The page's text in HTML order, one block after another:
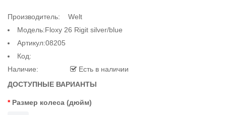
Производитель:
Welt
Модель:Floxy 26 Rigit silver/blue
Артикул:08205
Код:
Наличие:
Есть в наличии
ДОСТУПНЫЕ ВАРИАНТЫ
Размер колеса (дюйм)